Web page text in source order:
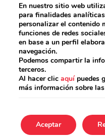
En nuestro sitio web
para finalidades
personalizar el contenido
funciones de redes
en base a un perfil
navegación.
Podemos compartir la
terceros.
Al hacer clic aquípuedes
más información sobre
Aceptar